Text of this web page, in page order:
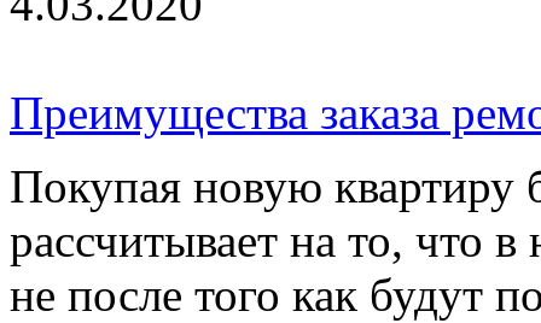
Преимущества заказа
Покупая новую квартиру
рассчитывает на то, что
не после того как будут